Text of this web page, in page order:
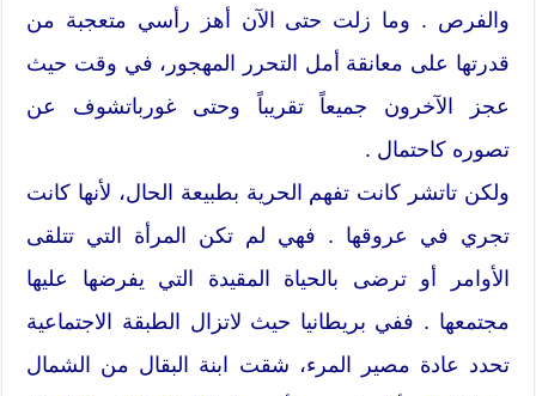
والفرص . وما زلت حتى الآن أهز رأسي متعجبة من
قدرتها على معانقة أمل التحرر المهجور، في وقت حيث
عجز الآخرون جميعاً تقريباً وحتى غورباتشوف عن
تصوره كاحتمال .
ولكن تاتشر كانت تفهم الحرية بطبيعة الحال، لأنها كانت
تجري في عروقها . فهي لم تكن المرأة التي تتلقى
الأوامر أو ترضى بالحياة المقيدة التي يفرضها عليها
مجتمعها . ففي بريطانيا حيث لاتزال الطبقة الاجتماعية
تحدد عادة مصير المرء، شقت ابنة البقال من الشمال